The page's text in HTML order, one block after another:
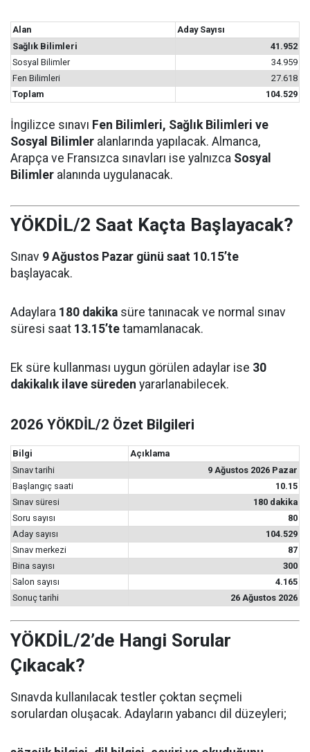
Alan
Aday Sayısı
Sağlık Bilimleri
41.952
Sosyal Bilimler
34.959
Fen Bilimleri
27.618
Toplam
104.529
İngilizce sınavı Fen Bilimleri, Sağlık Bilimleri ve
Sosyal Bilimler alanlarında yapılacak. Almanca,
Arapça ve Fransızca sınavları ise yalnızca Sosyal
Bilimler alanında uygulanacak.
YÖKDİL/2 Saat Kaçta Başlayacak?
Sınav 9 Ağustos Pazar günü saat 10.15’te
başlayacak.
Adaylara 180 dakika süre tanınacak ve normal sınav
süresi saat 13.15’te tamamlanacak.
Ek süre kullanması uygun görülen adaylar ise 30
dakikalık ilave süreden yararlanabilecek.
2026 YÖKDİL/2 Özet Bilgileri
Bilgi
Açıklama
Sınav tarihi
9 Ağustos 2026 Pazar
Başlangıç saati
10.15
Sınav süresi
180 dakika
Soru sayısı
80
Aday sayısı
104.529
Sınav merkezi
87
Bina sayısı
300
Salon sayısı
4.165
Sonuç tarihi
26 Ağustos 2026
YÖKDİL/2’de Hangi Sorular
Çıkacak?
Sınavda kullanılacak testler çoktan seçmeli
sorulardan oluşacak. Adayların yabancı dil düzeyleri;